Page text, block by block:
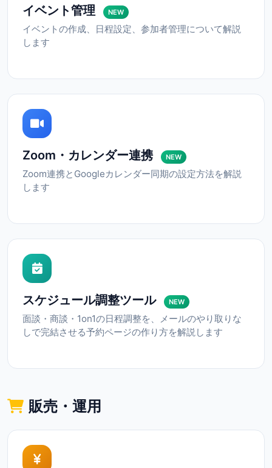
イベント管理 NEW
イベントの作成、日程設定、参加者管理について解説
します
Zoom・カレンダー連携 NEW
Zoom連携とGoogleカレンダー同期の設定方法を解説
します
スケジュール調整ツール NEW
面談・商談・1on1の日程調整を、メールのやり取りな
しで完結させる予約ページの作り方を解説します
販売・運用